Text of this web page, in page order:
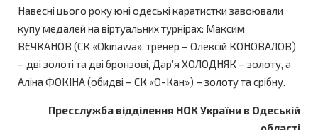
Навесні цього року юні одеські каратистки завоювали
купу медалей на віртуальних турнірах: Максим
ВЄЧКАНОВ (СК «Okinawa», тренер – Олексій КОНОВАЛОВ)
– дві золоті та дві бронзові, Дар’я ХОЛОДНЯК – золоту, а
Аліна ФОКІНА (обидві – СК «О-Кан») – золоту та срібну.
Пресслужба відділення НОК України в Одеській